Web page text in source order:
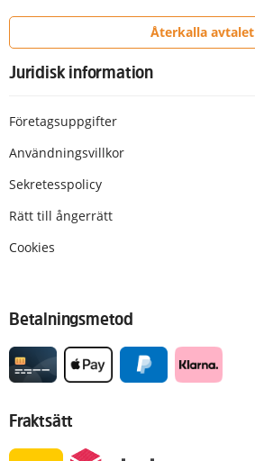
Återkalla avtalet
Juridisk information
Företagsuppgifter
Användningsvillkor
Sekretesspolicy
Rätt till ångerrätt
Cookies
Betalningsmetod
Fraktsätt